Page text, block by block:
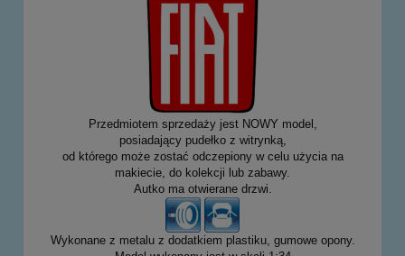
Przedmiotem sprzedaży jest NOWY model,
posiadający pudełko z witrynką,
od którego może zostać odczepiony w celu użycia na
makiecie, do kolekcji lub zabawy.
Autko ma otwierane drzwi.
Wykonane z metalu z dodatkiem plastiku, gumowe opony.